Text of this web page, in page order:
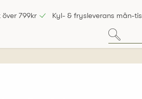
över 799kr Kyl- & frysleverans mån-tis